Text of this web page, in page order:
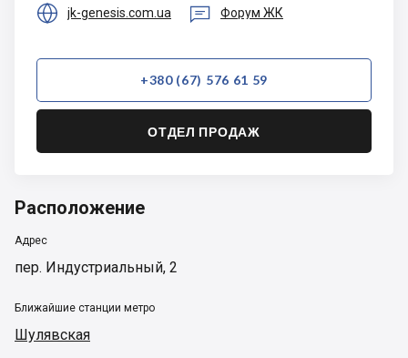
 jk-genesis.com.ua  Форум ЖК
+380 (67) 576 61 59
ОТДЕЛ ПРОДАЖ
Расположение
Адрес
пер. Индустриальный, 2
Ближайшие станции метро
Шулявская